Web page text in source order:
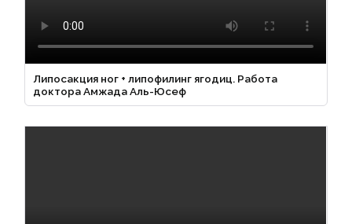
Липосакция ног + липофилинг ягодиц. Работа
доктора Амжада Аль-Юсеф